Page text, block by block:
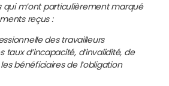
qui m’ont particulièrement marqué
reçus :
des travailleurs
taux d’incapacité, d’invalidité, de
bénéficiaires de l’obligation